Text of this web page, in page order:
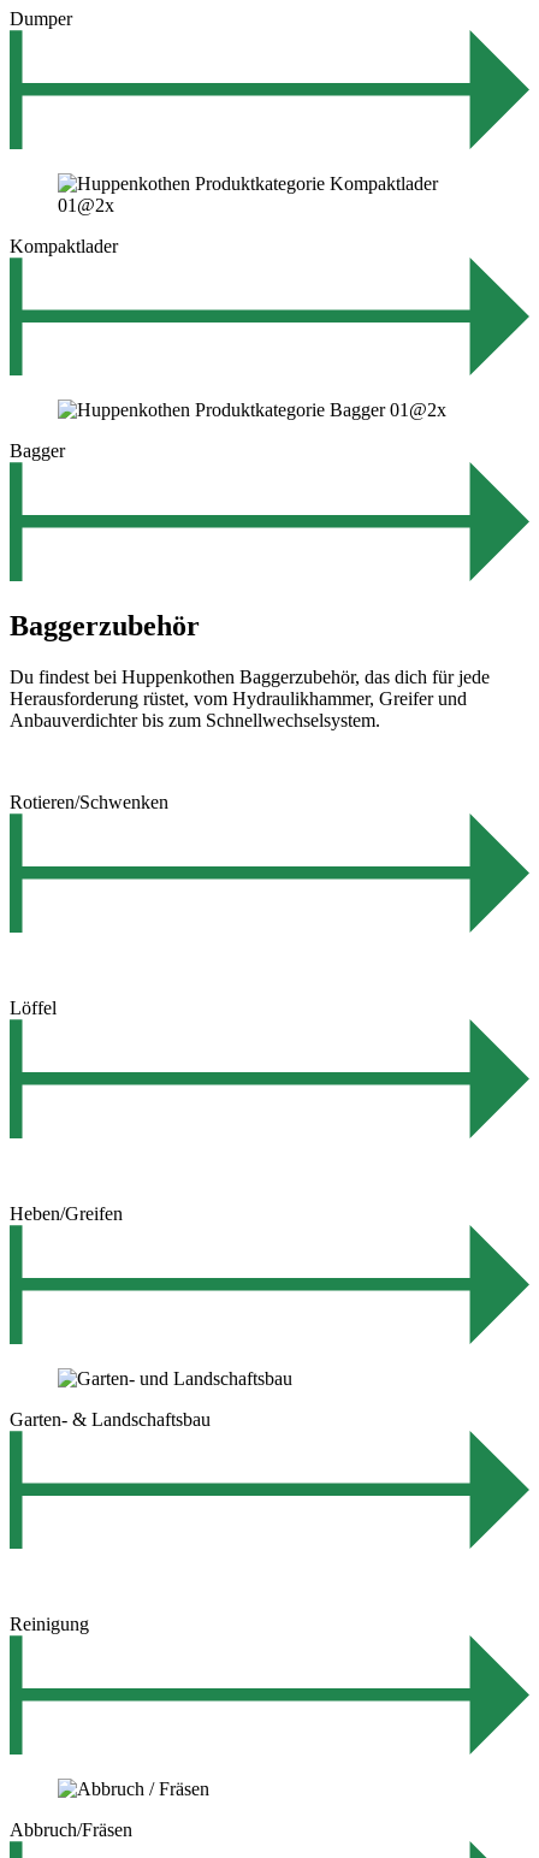
Dumper
Kompaktlader
Bagger
Baggerzubehör
Du findest bei Huppenkothen Baggerzubehör, das dich für jede
Herausforderung rüstet, vom Hydraulikhammer, Greifer und
Anbauverdichter bis zum Schnellwechselsystem.
Rotieren/Schwenken
Löffel
Heben/Greifen
Garten- & Landschaftsbau
Reinigung
Abbruch/Fräsen